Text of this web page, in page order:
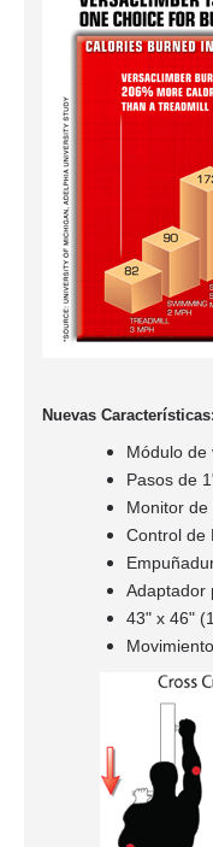
Nuevas Características:
Módulo de
Pasos de
Monitor
Control de
Adaptador
43" x 46"